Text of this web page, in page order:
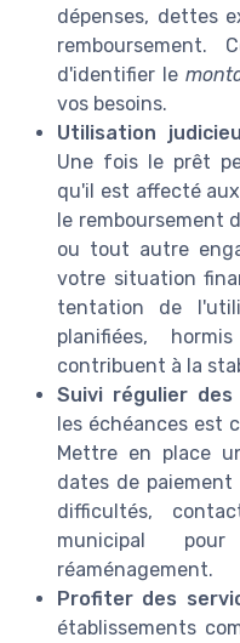
dépenses, dettes
remboursement.
d'identifier le
vos besoins.
Utilisation
Une fois le prêt
qu'il est affecté
le remboursement
ou tout autre
votre situation
tentation de
planifiées,
contribuent à la
Suivi régulier
les échéances est
Mettre en place
dates de
difficultés,
municipal
réaménagement.
Profiter des
établissements